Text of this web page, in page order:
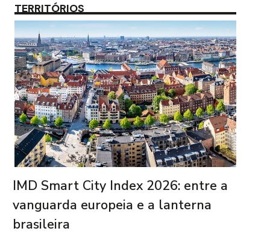
TERRITÓRIOS
IMD Smart City Index 2026: entre a
vanguarda europeia e a lanterna
brasileira